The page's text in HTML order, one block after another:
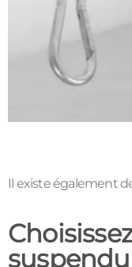
Il existe également